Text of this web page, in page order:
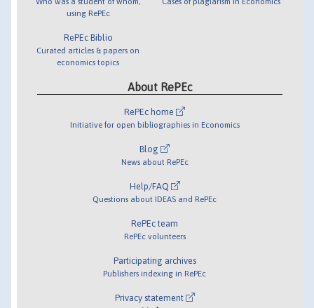
using RePEc
RePEc Biblio
Curated articles & papers on
economics topics
About RePEc
RePEc home
Initiative for open bibliographies in Economics
Blog
News about RePEc
Help/FAQ
Questions about IDEAS and RePEc
RePEc team
RePEc volunteers
Participating archives
Publishers indexing in RePEc
Privacy statement